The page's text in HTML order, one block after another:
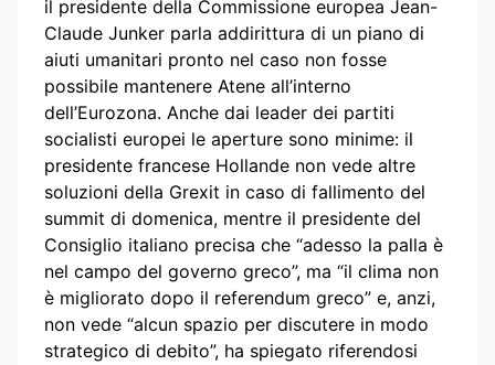
il presidente della Commissione europea Jean-
Claude Junker parla addirittura di un piano di
aiuti umanitari pronto nel caso non fosse
possibile mantenere Atene all’interno
dell’Eurozona. Anche dai leader dei partiti
socialisti europei le aperture sono minime: il
presidente francese Hollande non vede altre
soluzioni della Grexit in caso di fallimento del
summit di domenica, mentre il presidente del
Consiglio italiano precisa che “adesso la palla è
nel campo del governo greco”, ma “il clima non
è migliorato dopo il referendum greco” e, anzi,
non vede “alcun spazio per discutere in modo
strategico di debito”, ha spiegato riferendosi